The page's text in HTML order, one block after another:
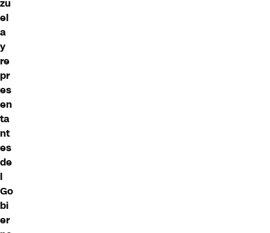
zu
el
a
y
re
pr
es
en
ta
nt
es
de
l
Go
bi
er